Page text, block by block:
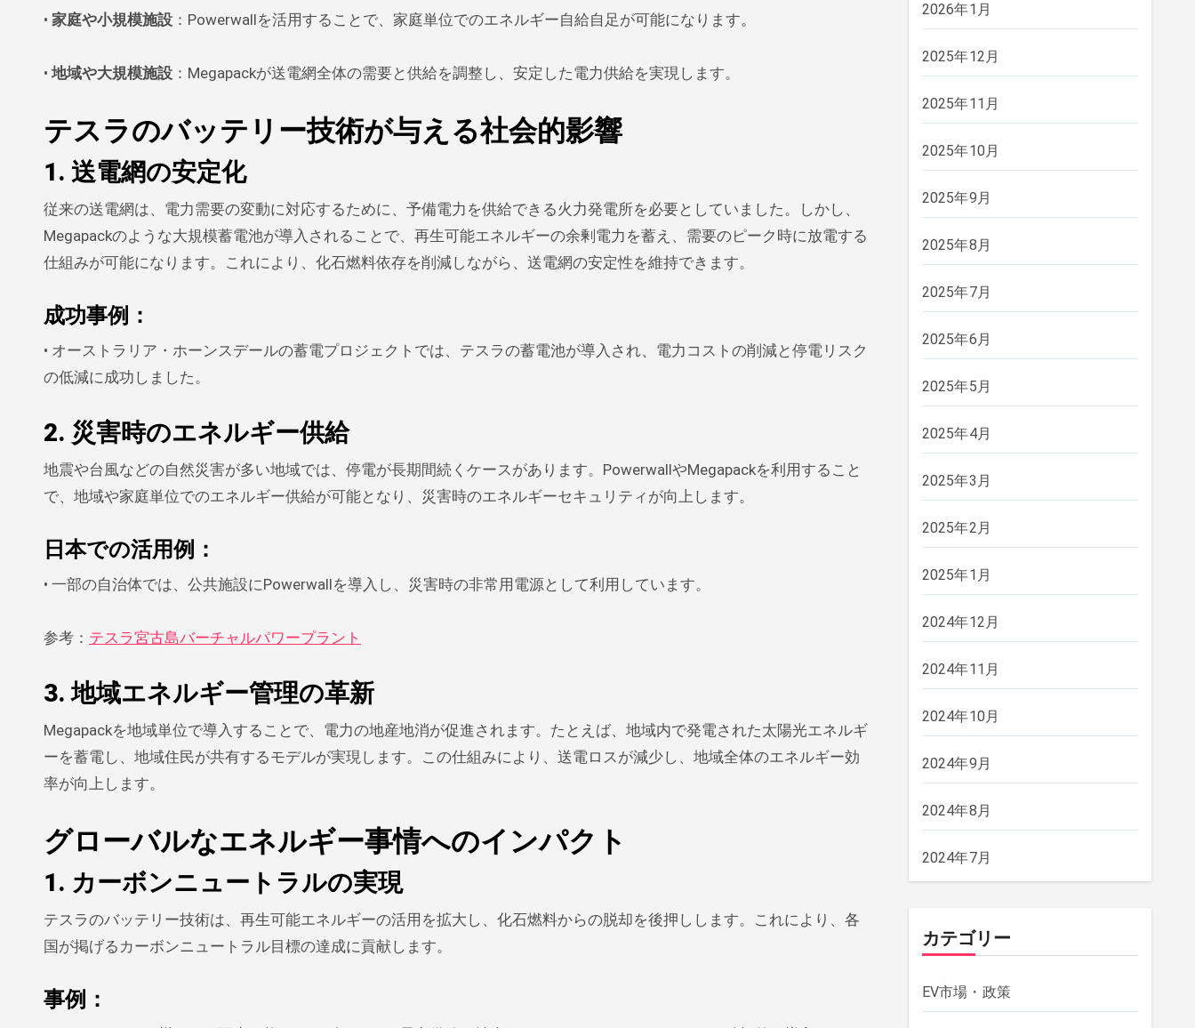
• 家庭や小規模施設 ：Powerwallを活用することで、家庭単位でのエネルギー自給自足が可能になります。
• 地域や大規模施設 ：Megapackが送電網全体の需要と供給を調整し、安定した電力供給を実現します。
テスラのバッテリー技術が与える社会的影響
1. 送電網の安定化
従来の送電網は、電力需要の変動に対応するために、予備電力を供給できる火力発電所を必要としていました。しかし、
Megapackのような大規模蓄電池が導入されることで、再生可能エネルギーの余剰電力を蓄え、需要のピーク時に放電する
仕組みが可能になります。これにより、化石燃料依存を削減しながら、送電網の安定性を維持できます。
成功事例 ：
• オーストラリア・ホーンスデールの蓄電プロジェクトでは、テスラの蓄電池が導入され、電力コストの削減と停電リスク
の低減に成功しました。
2. 災害時のエネルギー供給
地震や台風などの自然災害が多い地域では、停電が長期間続くケースがあります。PowerwallやMegapackを利用すること
で、地域や家庭単位でのエネルギー供給が可能となり、災害時のエネルギーセキュリティが向上します。
日本での活用例 ：
• 一部の自治体では、公共施設にPowerwallを導入し、災害時の非常用電源として利用しています。
参考： テスラ宮古島バーチャルパワープラント
3. 地域エネルギー管理の革新
Megapackを地域単位で導入することで、電力の地産地消が促進されます。たとえば、地域内で発電された太陽光エネルギ
ーを蓄電し、地域住民が共有するモデルが実現します。この仕組みにより、送電ロスが減少し、地域全体のエネルギー効
率が向上します。
グローバルなエネルギー事情へのインパクト
1. カーボンニュートラルの実現
テスラのバッテリー技術は、再生可能エネルギーの活用を拡大し、化石燃料からの脱却を後押しします。これにより、各
国が掲げるカーボンニュートラル目標の達成に貢献します。
事例 ：
2026年1月
2025年12月
2025年11月
2025年10月
2025年9月
2025年8月
2025年7月
2025年6月
2025年5月
2025年4月
2025年3月
2025年2月
2025年1月
2024年12月
2024年11月
2024年10月
2024年9月
2024年8月
2024年7月
カテゴリー
EV市場・政策